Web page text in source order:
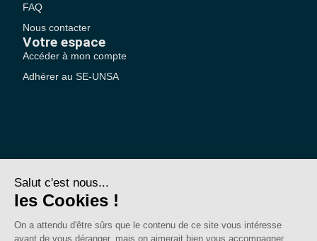
FAQ
Nous contacter
Votre espace
Accéder à mon compte
Adhérer au SE-UNSA
SE-Unsa est un syndicat de l’UNSA